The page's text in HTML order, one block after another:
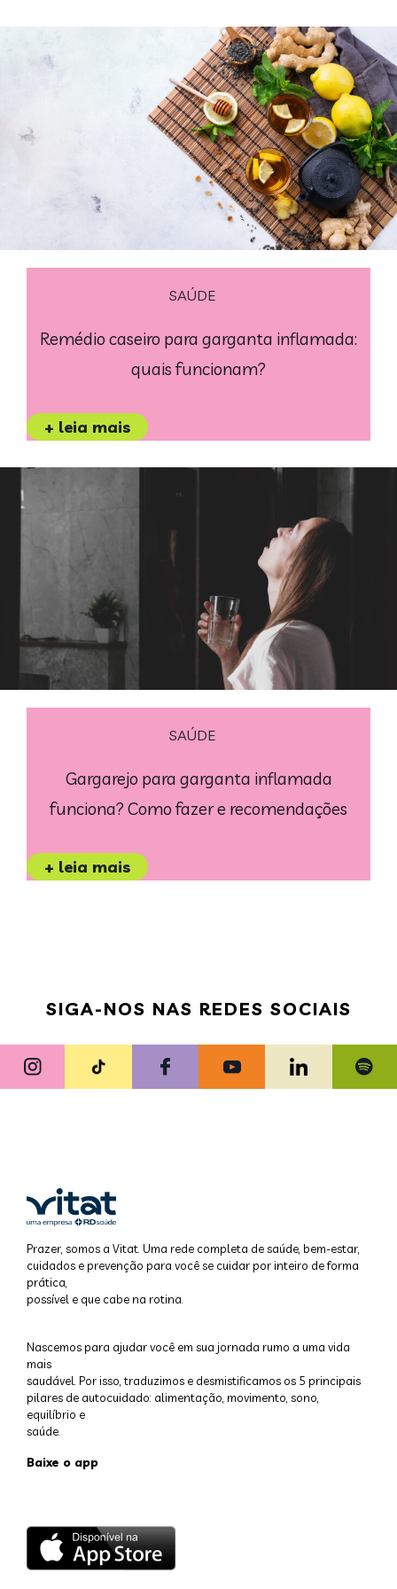
SAÚDE
Remédio caseiro para garganta inflamada:
quais funcionam?
+ leia mais
SAÚDE
Gargarejo para garganta inflamada
funciona? Como fazer e recomendações
+ leia mais
SIGA-NOS NAS REDES SOCIAIS
Prazer, somos a Vitat. Uma rede completa de saúde, bem-estar,
cuidados e prevenção para você se cuidar por inteiro de forma
prática,
possível e que cabe na rotina.
Nascemos para ajudar você em sua jornada rumo a uma vida
mais
saudável. Por isso, traduzimos e desmistificamos os 5 principais
pilares de autocuidado: alimentação, movimento, sono,
equilíbrio e
saúde.
Baixe o app